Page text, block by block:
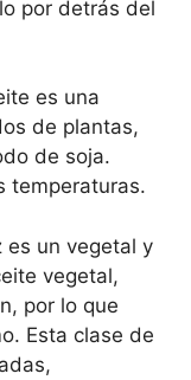
por detrás del
es una
de plantas,
de soja.
temperaturas.
es un vegetal y
vegetal,
por lo que
Esta clase de